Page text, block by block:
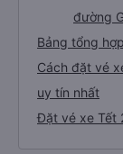
đường
Bảng tổng
Cách đặt vé
uy tín nhất
Đặt vé xe Tết